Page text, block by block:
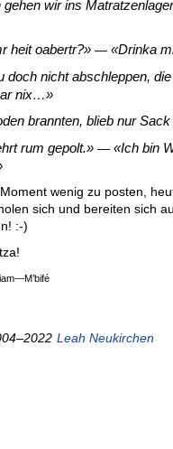
wir ins
heit oabertr?
— Drinka
doch nicht abschleppen,
nix…
brannten, blieb nur
rum gepolt.
— Ich bin
wenig zu posten,
sich und bereiten sich
:-)
Leah Neukirchen